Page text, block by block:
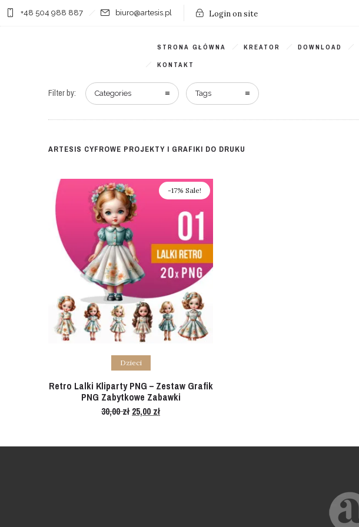
+48 504 988 887 biuro@artesis.pl Login on site
STRONA GŁÓWNA KREATOR DOWNLOAD
KONTAKT
Filter by: Categories Tags
ARTESIS CYFROWE PROJEKTY I GRAFIKI DO DRUKU
-17% Sale!
Add to cart
Dzieci
Retro Lalki Kliparty PNG – Zestaw Grafik
PNG Zabytkowe Zabawki
30,00zł Original
price
25,00 złCurrent
price